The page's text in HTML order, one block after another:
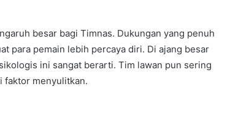
besar bagi Timnas. Dukungan yang penuh
para pemain lebih percaya diri. Di ajang besar
ini sangat berarti. Tim lawan pun sering
faktor menyulitkan.